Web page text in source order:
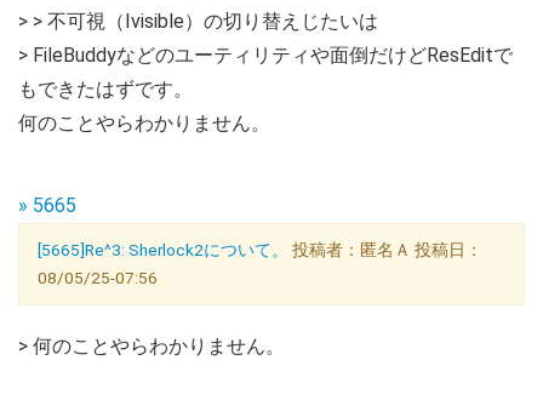
> > 不可視（Ivisible）の切り替えじたいは
> FileBuddyなどのユーティリティや面倒だけどResEditで
もできたはずです。
何のことやらわかりません。
» 5665
[5665]Re^3: Sherlock2について。
投稿者：匿名Ａ 投稿日：
08/05/25-07:56
> 何のことやらわかりません。